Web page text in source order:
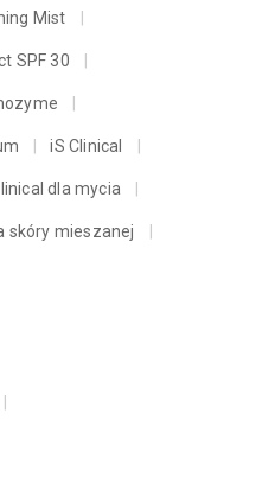
Mist
SPF 30
iS Clinical
dla mycia
skóry mieszanej